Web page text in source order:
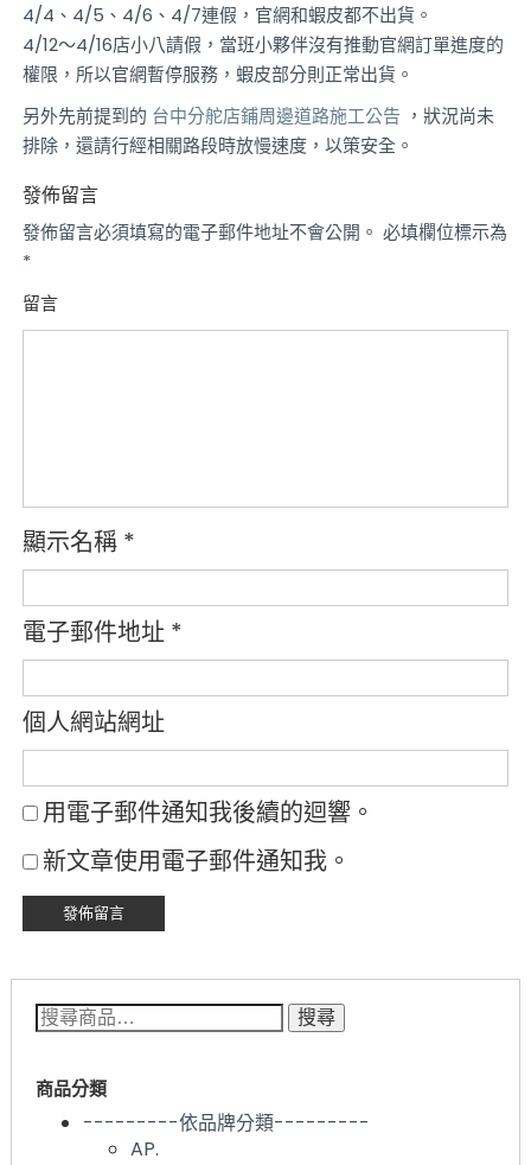
4/4、4/5、4/6、4/7連假，官網和蝦皮都不出貨。
4/12～4/16店小八請假，當班小夥伴沒有推動官網訂單進度的
權限，所以官網暫停服務，蝦皮部分則正常出貨。
另外先前提到的 台中分舵店鋪周邊道路施工公告 ，狀況尚未
排除，還請行經相關路段時放慢速度，以策安全。
發佈留言
發佈留言必須填寫的電子郵件地址不會公開。 必填欄位標示為
*
留言
顯示名稱 *
電子郵件地址 *
個人網站網址
用電子郵件通知我後續的迴響。
新文章使用電子郵件通知我。
搜尋關鍵字: 搜尋
商品分類
---------依品牌分類---------
AP.